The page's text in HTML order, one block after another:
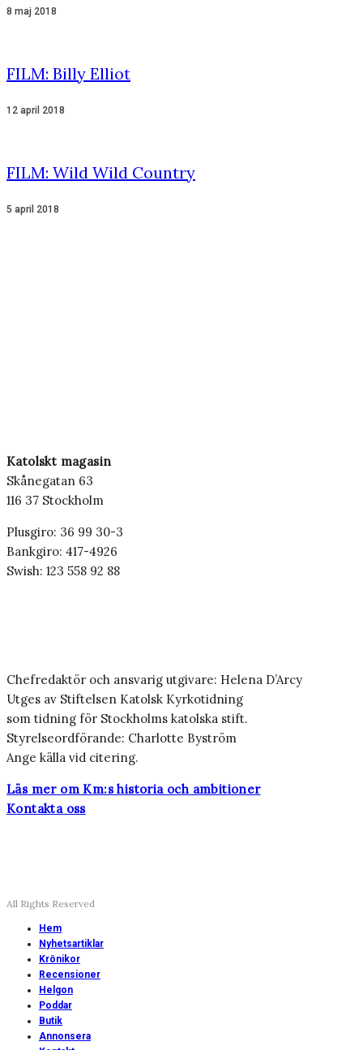
8 maj 2018
FILM: Billy Elliot
12 april 2018
FILM: Wild Wild Country
5 april 2018
Katolskt magasin
Skånegatan 63
116 37 Stockholm
Plusgiro: 36 99 30-3
Bankgiro: 417-4926
Swish: 123 558 92 88
Chefredaktör och ansvarig utgivare: Helena D’Arcy
Utges av Stiftelsen Katolsk Kyrkotidning
som tidning för Stockholms katolska stift.
Styrelseordförande: Charlotte Byström
Ange källa vid citering.
Läs mer om Km:s historia och ambitioner
Kontakta oss
All Rights Reserved
Hem
Nyhetsartiklar
Krönikor
Recensioner
Helgon
Poddar
Butik
Annonsera